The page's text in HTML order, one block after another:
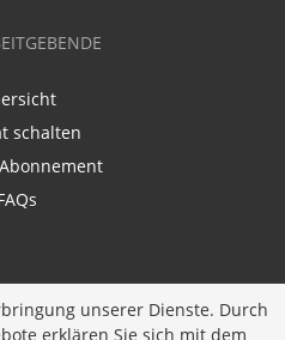
schalten
unserer Dienste. Durch
erklären Sie sich mit dem